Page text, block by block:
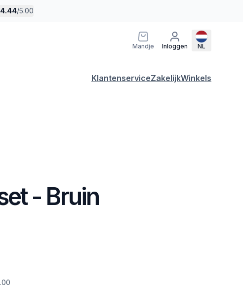
4.44/5.00
Mandje Inloggen NL
KlantenserviceZakelijkWinkels
- Bruin